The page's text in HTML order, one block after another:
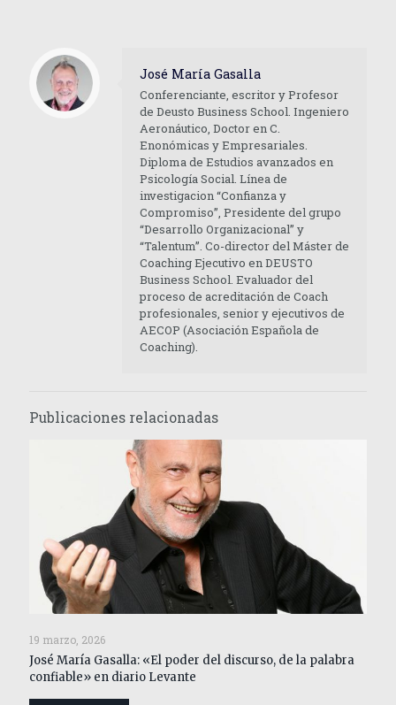
José María Gasalla
Conferenciante, escritor y Profesor
de Deusto Business School. Ingeniero
Aeronáutico, Doctor en C.
Enonómicas y Empresariales.
Diploma de Estudios avanzados en
Psicología Social. Línea de
investigacion “Confianza y
Compromiso”, Presidente del grupo
“Desarrollo Organizacional” y
“Talentum”. Co-director del Máster de
Coaching Ejecutivo en DEUSTO
Business School. Evaluador del
proceso de acreditación de Coach
profesionales, senior y ejecutivos de
AECOP (Asociación Española de
Coaching).
Publicaciones relacionadas
19 marzo, 2026
José María Gasalla: «El poder del discurso, de la palabra
confiable» en diario Levante